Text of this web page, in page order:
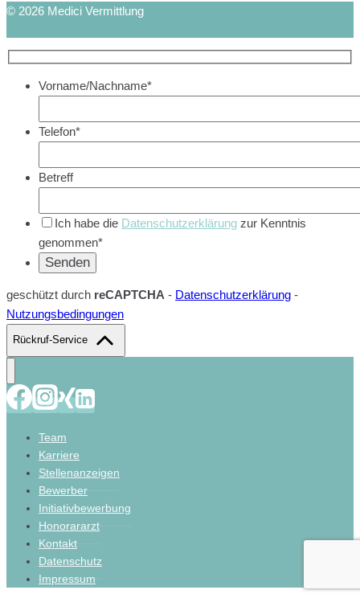
© 2026 Medici Vermittlung
Vorname/Nachname*
Telefon*
Betreff
Ich habe die Datenschutzerklärung zur Kenntnis
genommen*
geschützt durch reCAPTCHA - Datenschutzerklärung -
Nutzungsbedingungen
Rückruf-Service
Team
Karriere
Stellenanzeigen
Bewerber
Initiativbewerbung
Honorararzt
Kontakt
Datenschutz
Impressum